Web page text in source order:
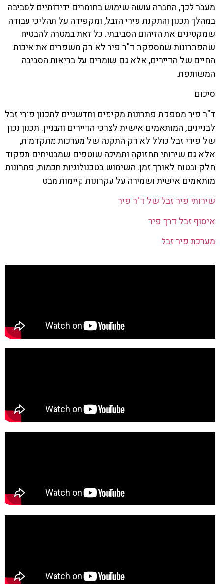
מעבר לכך, החברה עושה שימוש בחומרים ידידותיים לסביבה
במהלך תכנון והתקנת פירי הזבל, ומקפידה על תהליכי עבודה
שמקטינים את הזיהום הסביבתי. כל זאת במטרה להבטיח
שהפתרונות שמספקת ד"ר פיר לא רק משפרים את איכות
החיים של הדיירים, אלא גם שומרים על בריאות הסביבה
המשותפת.
סיכום
ד"ר פיר מספקת פתרונות מקיפים וחדשניים לתכנון פירי זבל
לבניינים, המותאמים אישית לצרכי הדיירים והבניין. תכנון נכון
של פירי זבל כולל לא רק התקנה של מערכות מתקדמות,
אלא גם שירותי תחזוקה ותמיכה שוטפים שמבטיחים תפקוד
חלק ובטוח לאורך זמן. השימוש בטכנולוגיות חכמות, פתרונות
מותאמים אישית ושמירה על עקרונות קיימות מבט
שירותי פיר זבל של ד"ר פיר
איסוף זבל דרך פיר
מערכת פיר זבל